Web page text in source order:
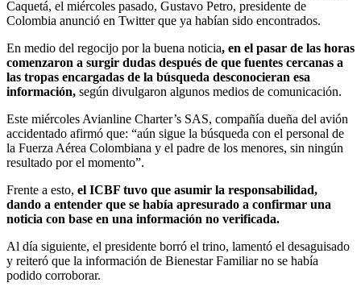
Caquetá, el miércoles pasado, Gustavo Petro, presidente de
Colombia anunció en Twitter que ya habían sido encontrados.
En medio del regocijo por la buena noticia, en el pasar de las horas
comenzaron a surgir dudas después de que fuentes cercanas a
las tropas encargadas de la búsqueda desconocieran esa
información, según divulgaron algunos medios de comunicación.
Este miércoles Avianline Charter’s SAS, compañía dueña del avión
accidentado afirmó que: “aún sigue la búsqueda con el personal de
la Fuerza Aérea Colombiana y el padre de los menores, sin ningún
resultado por el momento”.
Frente a esto, el ICBF tuvo que asumir la responsabilidad,
dando a entender que se había apresurado a confirmar una
noticia con base en una información no verificada.
Al día siguiente, el presidente borró el trino, lamentó el desaguisado
y reiteró que la información de Bienestar Familiar no se había
podido corroborar.